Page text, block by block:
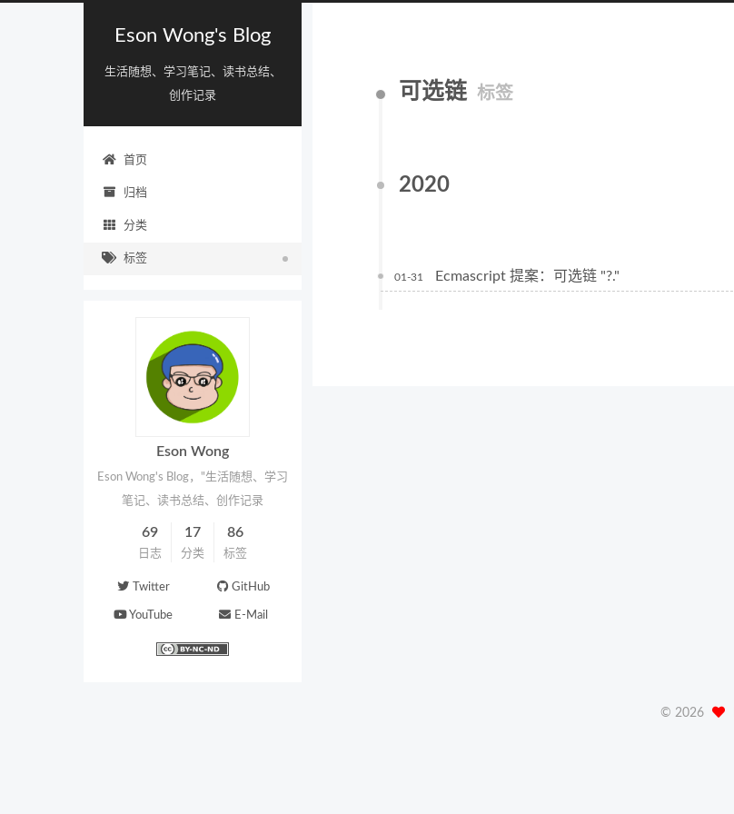
Eson Wong's Blog
生活随想、学习笔记、读书总结、
创作记录
首页
归档
分类
标签
可选链 标签
2020
01-31 Ecmascript 提案：可选链 "?."
Eson Wong
Eson Wong's Blog，"生活随想、学习
笔记、读书总结、创作记录
69
日志
17
分类
86
标签
Twitter GitHub
YouTube E-Mail
© 2026